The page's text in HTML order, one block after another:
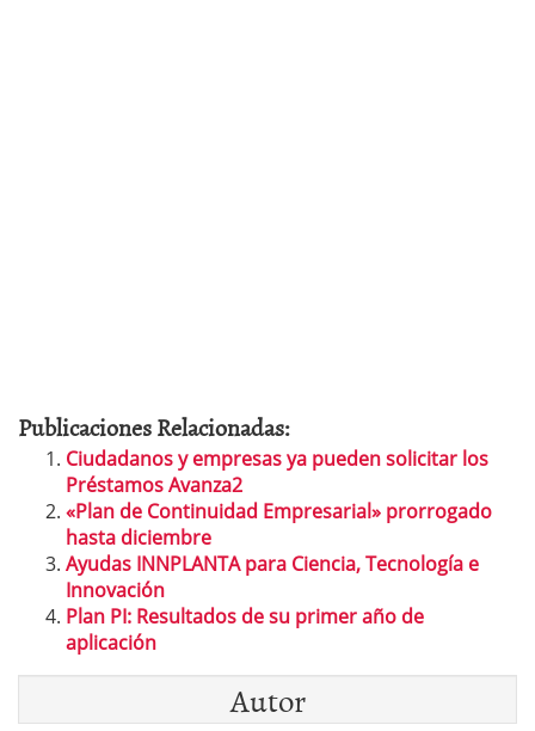
Publicaciones Relacionadas:
Ciudadanos y empresas ya pueden solicitar los
Préstamos Avanza2
«Plan de Continuidad Empresarial» prorrogado
hasta diciembre
Ayudas INNPLANTA para Ciencia, Tecnología e
Innovación
Plan PI: Resultados de su primer año de
aplicación
Autor